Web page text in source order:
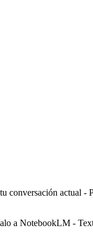
conversación actual
a NotebookLM -